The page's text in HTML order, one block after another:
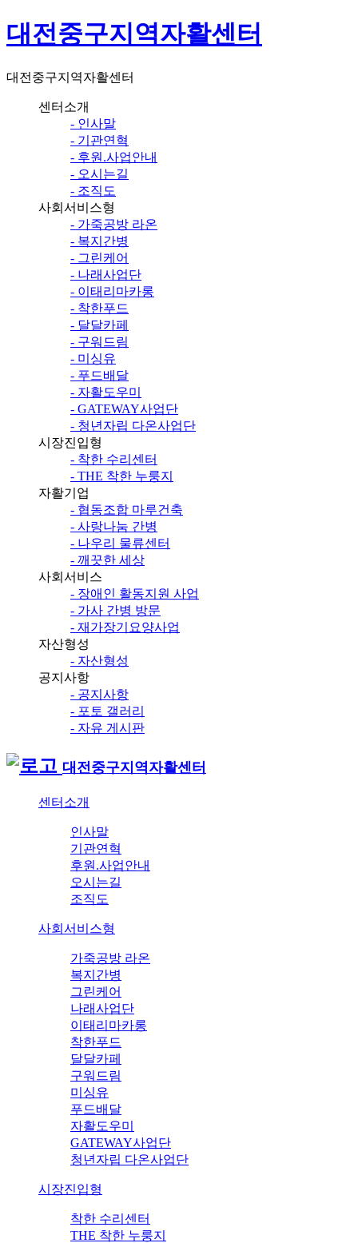
대전중구지역자활센터
대전중구지역자활센터
센터소개
- 인사말
- 기관연혁
- 후원.사업안내
- 오시는길
- 조직도
사회서비스형
- 가죽공방 라온
- 복지간병
- 그린케어
- 나래사업단
- 이태리마카롱
- 착한푸드
- 달달카페
- 구워드림
- 미싱유
- 푸드배달
- 자활도우미
- GATEWAY사업단
- 청년자립 다온사업단
시장진입형
- 착한 수리센터
- THE 착한 누룽지
자활기업
- 협동조합 마루건축
- 사랑나눔 간병
- 나우리 물류센터
- 깨끗한 세상
사회서비스
- 장애인 활동지원 사업
- 가사 간병 방문
- 재가장기요양사업
자산형성
- 자산형성
공지사항
- 공지사항
- 포토 갤러리
- 자유 게시판
대전중구지역자활센터
센터소개
인사말
기관연혁
후원.사업안내
오시는길
조직도
사회서비스형
가죽공방 라온
복지간병
그린케어
나래사업단
이태리마카롱
착한푸드
달달카페
구워드림
미싱유
푸드배달
자활도우미
GATEWAY사업단
청년자립 다온사업단
시장진입형
착한 수리센터
THE 착한 누룽지